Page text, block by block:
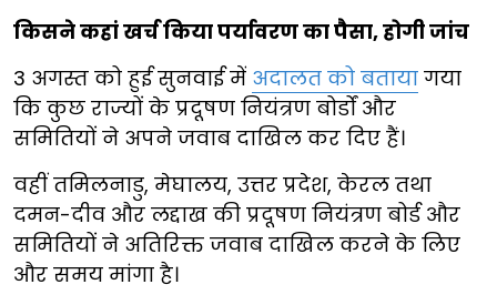
किसने कहां खर्च किया पर्यावरण का पैसा, होगी जांच
3 अगस्त को हुई सुनवाई में अदालत को बताया गया
कि कुछ राज्यों के प्रदूषण नियंत्रण बोर्डों और
समितियों ने अपने जवाब दाखिल कर दिए हैं।
वहीं तमिलनाडु, मेघालय, उत्तर प्रदेश, केरल तथा
दमन-दीव और लद्दाख की प्रदूषण नियंत्रण बोर्ड और
समितियों ने अतिरिक्त जवाब दाखिल करने के लिए
और समय मांगा है।